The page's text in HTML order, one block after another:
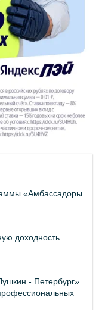
«Амбассадоры
доходность
- Петербург»